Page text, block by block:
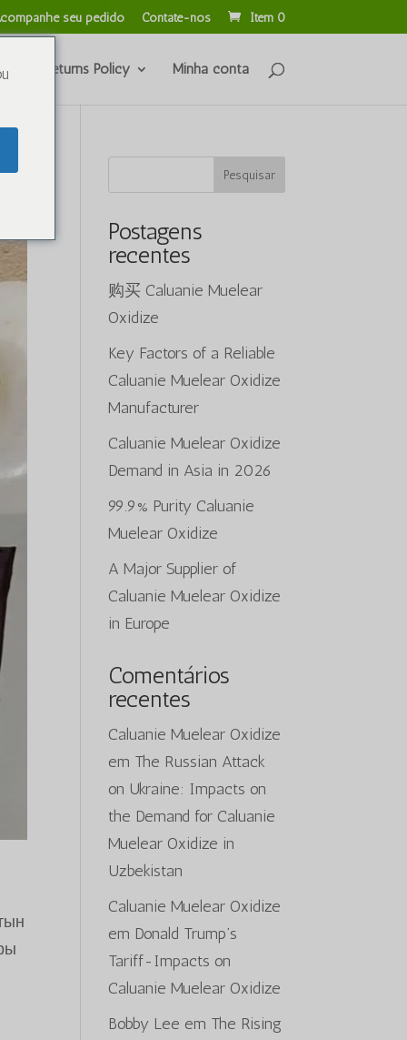
seu pedido Contate-nos Item 0
& Returns Policy Minha conta
Pesquisar
Postagens
recentes
购买 Caluanie Muelear
Oxidize
Key Factors of a Reliable
Caluanie Muelear Oxidize
Manufacturer
Caluanie Muelear Oxidize
Demand in Asia in 2026
99.9% Purity Caluanie
Muelear Oxidize
A Major Supplier of
Caluanie Muelear Oxidize
in Europe
Comentários
recentes
Caluanie Muelear Oxidize
em The Russian Attack
on Ukraine: Impacts on
the Demand for Caluanie
Muelear Oxidize in
Uzbekistan
Caluanie Muelear Oxidize
em Donald Trump’s
Tariff-Impacts on
Caluanie Muelear Oxidize
Bobby Lee em The Rising